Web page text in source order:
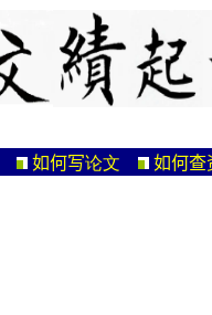
如何写论文 如何查